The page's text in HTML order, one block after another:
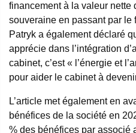
financement à la valeur nette
souveraine en passant par le
Patryk a également déclaré
apprécie dans l’intégration
cabinet, c’est « l’énergie et
pour aider le cabinet à
L’article met également en
bénéfices de la société en
% des bénéfices par associé